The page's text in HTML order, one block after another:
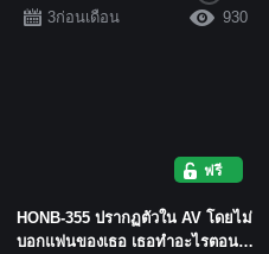
3ก่อนเดือน
930
ฟรี
HONB-355 ปรากฏตัวใน AV โดยไม่
บอกแฟนของเธอ เธอทำอะไรตอนที่